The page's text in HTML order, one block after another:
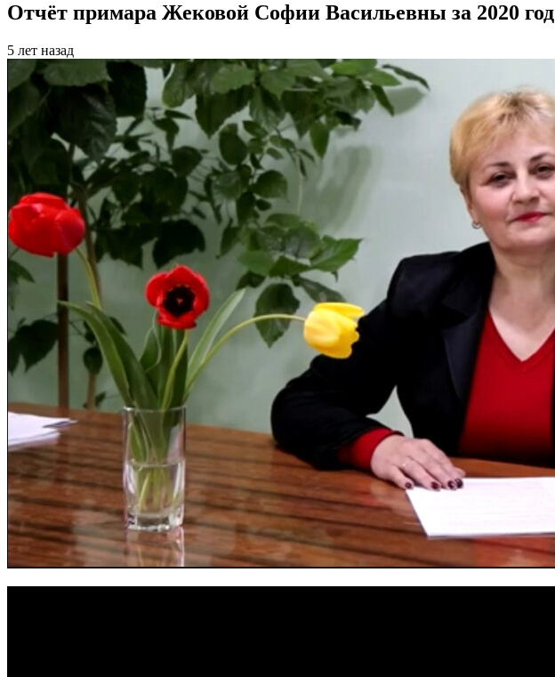
Отчёт примара Жековой Софии Васильевны за 2020 год
5 лет назад